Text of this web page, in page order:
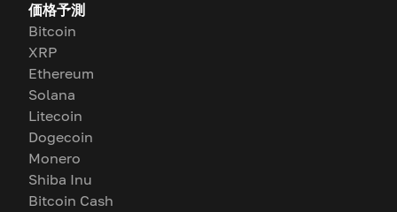
価格予測
Bitcoin
XRP
Ethereum
Solana
Litecoin
Dogecoin
Monero
Shiba Inu
Bitcoin Cash